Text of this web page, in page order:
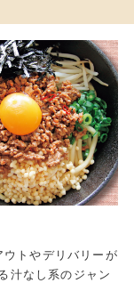
トやデリバリーが
汁なし系のジャン